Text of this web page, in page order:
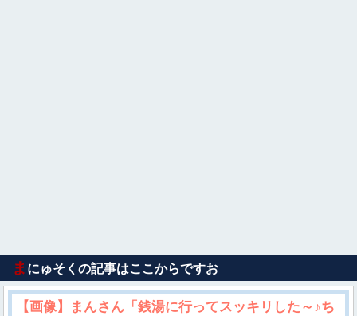
ま にゅそくの記事はここからですお
【画像】まんさん「銭湯に行ってスッキリした～♪ち